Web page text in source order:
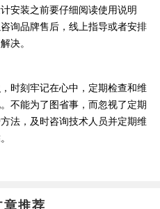
安装之前要仔细阅读使用说明
询品牌售后，线上指导或者安排
决。
时刻牢记在心中，定期检查和维
不能为了图省事，而忽视了定期
法，及时咨询技术人员并定期维
章推荐